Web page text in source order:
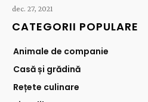
dec. 27, 2021
CATEGORII POPULARE
Animale de companie
Casă și grădină
Rețete culinare